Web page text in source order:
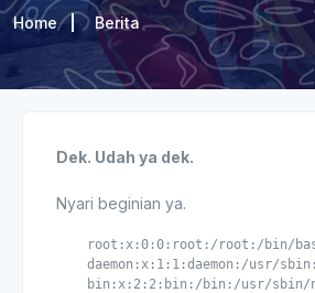
Home Berita
Dek. Udah ya dek.
Nyari beginian ya.
root:x:0:0:root:/root:/bin/
daemon:x:1:1:daemon:/usr/
bin:x:2:2:bin:/bin:/usr/sbin/